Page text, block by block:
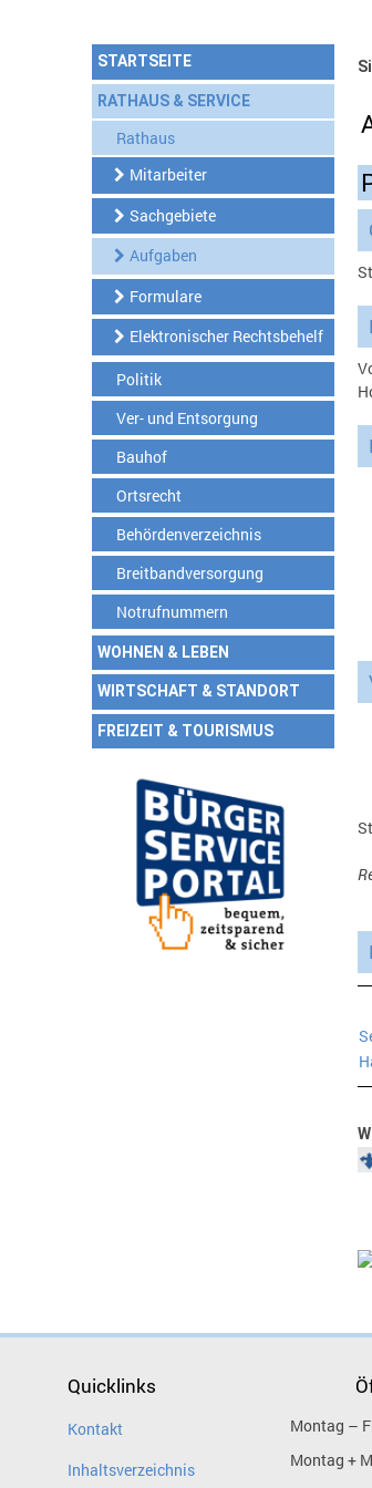
STARTSEITE
RATHAUS & SERVICE
Rathaus
Mitarbeiter
Sachgebiete
Aufgaben
Formulare
Elektronischer Rechtsbehelf
Politik
Ver- und Entsorgung
Bauhof
Ortsrecht
Behördenverzeichnis
Breitbandversorgung
Notrufnummern
WOHNEN & LEBEN
WIRTSCHAFT & STANDORT
FREIZEIT & TOURISMUS
Quicklinks
Kontakt
Inhaltsverzeichnis
Montag –
Montag +